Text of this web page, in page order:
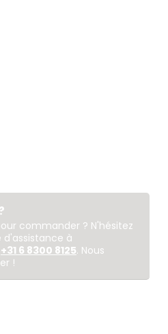
commander ? N'hésitez
à
+31 6 8300 8125. Nous
!